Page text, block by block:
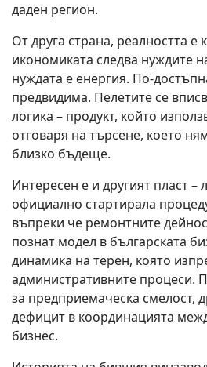
даден регион.
От друга страна, реалността е
икономиката следва нуждите
нуждата е енергия. По-
предвидима. Пелетите се
логика – продукт, който
отговаря на търсене, което
близко бъдеще.
Интересен е и другият пласт –
официално стартирала
въпреки че ремонтните
познат модел в българската
динамика на терен, която
административните процеси.
за предприемаческа смелост,
дефицит в координацията
бизнес.